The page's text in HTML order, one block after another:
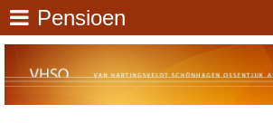
Advocaten mediators regio
Leiden Oegstgeest
>
Van
Ossentjuk
Pensioen